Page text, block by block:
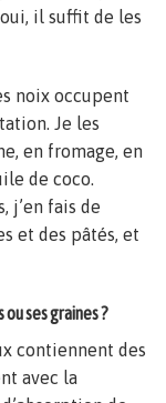
il suffit de les
noix occupent
Je les
en fromage, en
de coco.
j’en fais de
et des pâtés, et
ses graines ?
contiennent des
avec la